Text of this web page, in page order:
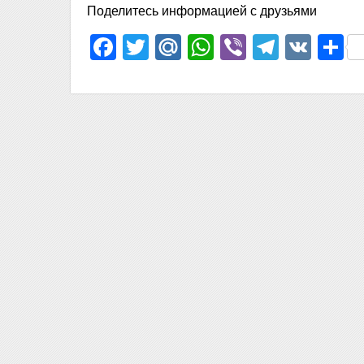
Поделитесь информацией с друзьями
Facebook
TwitterMail.Ru
WhatsApp
Viber VK